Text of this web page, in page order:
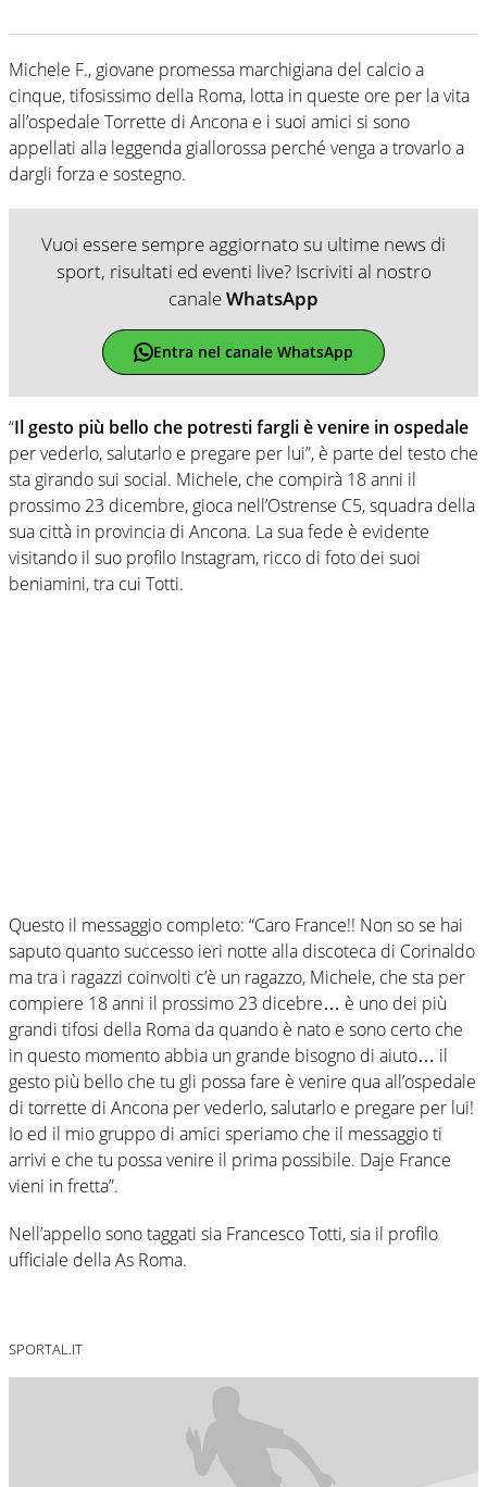
Michele F., giovane promessa marchigiana del calcio a
cinque, tifosissimo della Roma, lotta in queste ore per la vita
all’ospedale Torrette di Ancona e i suoi amici si sono
appellati alla leggenda giallorossa perché venga a trovarlo a
dargli forza e sostegno.
Vuoi essere sempre aggiornato su ultime news di
sport, risultati ed eventi live? Iscriviti al nostro
canaleWhatsApp
Entra nel canale WhatsApp
“Il gesto più bello che potresti fargli è venire in ospedale
per vederlo, salutarlo e pregare per lui”, è parte del testo che
sta girando sui social. Michele, che compirà 18 anni il
prossimo 23 dicembre, gioca nell’Ostrense C5, squadra della
sua città in provincia di Ancona. La sua fede è evidente
visitando il suo profilo Instagram, ricco di foto dei suoi
beniamini, tra cui Totti.
Questo il messaggio completo: “Caro France!! Non so se hai
saputo quanto successo ieri notte alla discoteca di Corinaldo
ma tra i ragazzi coinvolti c’è un ragazzo, Michele, che sta per
compiere 18 anni il prossimo 23 dicebre… è uno dei più
grandi tifosi della Roma da quando è nato e sono certo che
in questo momento abbia un grande bisogno di aiuto… il
gesto più bello che tu gli possa fare è venire qua all’ospedale
di torrette di Ancona per vederlo, salutarlo e pregare per lui!
Io ed il mio gruppo di amici speriamo che il messaggio ti
arrivi e che tu possa venire il prima possibile. Daje France
vieni in fretta”.
Nell’appello sono taggati sia Francesco Totti, sia il profilo
ufficiale della As Roma.
SPORTAL.IT